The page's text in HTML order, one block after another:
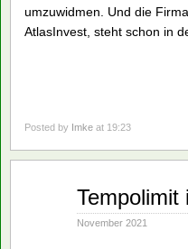
umzuwidmen. Und die
AtlasInvest, steht schon in
Posted by Imke at 19:23
Tempolimit
November 2021